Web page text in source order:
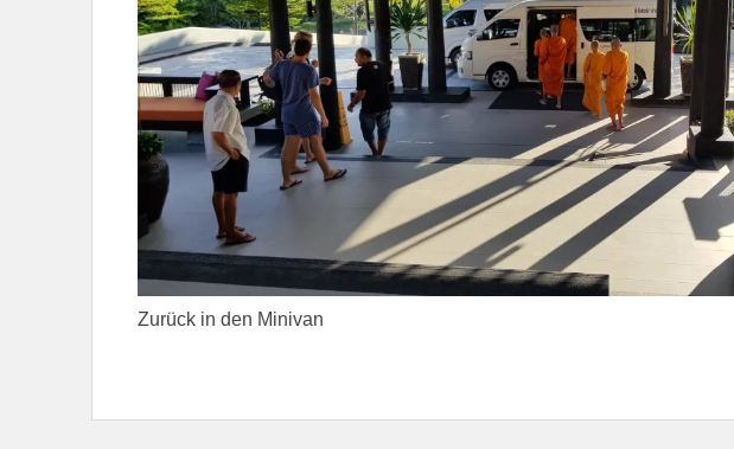
Zurück in den Minivan